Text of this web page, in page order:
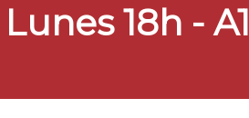
18h - A1